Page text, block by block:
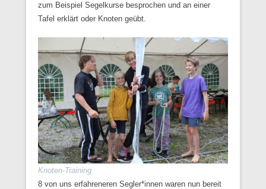
zum Beispiel Segelkurse besprochen und an einer
Tafel erklärt oder Knoten geübt.
Knoten-Training
8 von uns erfahreneren Segler*innen waren nun bereit